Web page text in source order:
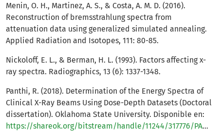
Menin, O. H., Martinez, A. S., & Costa, A. M. D. (2016).
Reconstruction of bremsstrahlung spectra from
attenuation data using generalized simulated annealing.
Applied Radiation and Isotopes, 111: 80-85.
Nickoloff, E. L., & Berman, H. L. (1993). Factors affecting x-
ray spectra. Radiographics, 13 (6): 1337-1348.
Panthi, R. (2018). Determination of the Energy Spectra of
Clinical X-Ray Beams Using Dose-Depth Datasets (Doctoral
dissertation). Oklahoma State University. Disponible en:
https://shareok.org/bitstream/handle/11244/317776/